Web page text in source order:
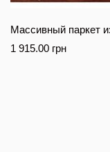
Массивный паркет
1 915.00 грн